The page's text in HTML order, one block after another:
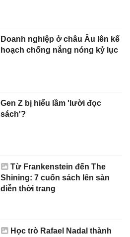
Doanh nghiệp ở châu Âu lên kế
hoạch chống nắng nóng kỷ lục
Gen Z bị hiểu lầm 'lười đọc
sách'?
Từ Frankenstein đến The
Shining: 7 cuốn sách lên sàn
diễn thời trang
Học trò Rafael Nadal thành